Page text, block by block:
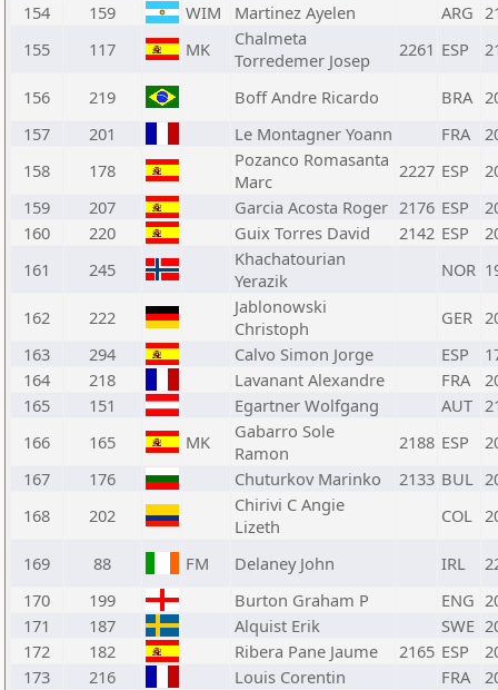
154
159 WIM Martinez Ayelen ARG
155
117 MK
Chalmeta
Torredemer Josep
2261 ESP
156 219 Boff Andre Ricardo BRA
157
201 Le Montagner Yoann FRA
158
178
Pozanco Romasanta
Marc
2227 ESP
159
207 Garcia Acosta Roger 2176 ESP
160
220 Guix Torres David 2142 ESP
161
245
Khachatourian
Yerazik
NOR
162 222
Jablonowski
Christoph
GER
163
294 Calvo Simon Jorge ESP
164
218 Lavanant Alexandre FRA
165
151 Egartner Wolfgang AUT
166
165 MK
Gabarro Sole
Ramon
2188 ESP
167
176 Chuturkov Marinko 2133 BUL
168
202
Chirivi C Angie
Lizeth
COL
169 88 FM Delaney John IRL
170
199 Burton Graham P ENG
171
187 Alquist Erik SWE
172
182 Ribera Pane Jaume 2165 ESP
173
216 Louis Corentin FRA